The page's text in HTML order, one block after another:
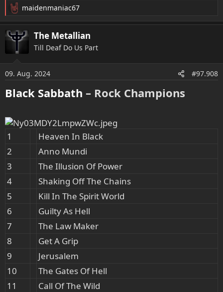
R
e
a
k
n
e
n
maidenmaniac67
The Metallian
Till Deaf Do Us Part
09. Aug. 2024 #97.908
Black Sabbath – Rock Champions​
1
Heaven In Black
2
Anno Mundi
3
The Illusion Of Power
4
Shaking Off The Chains
5
Kill In The Spirit World
6
Guilty As Hell
7
The Law Maker
8
Get A Grip
9
Jerusalem
10
The Gates Of Hell
11
Call Of The Wild